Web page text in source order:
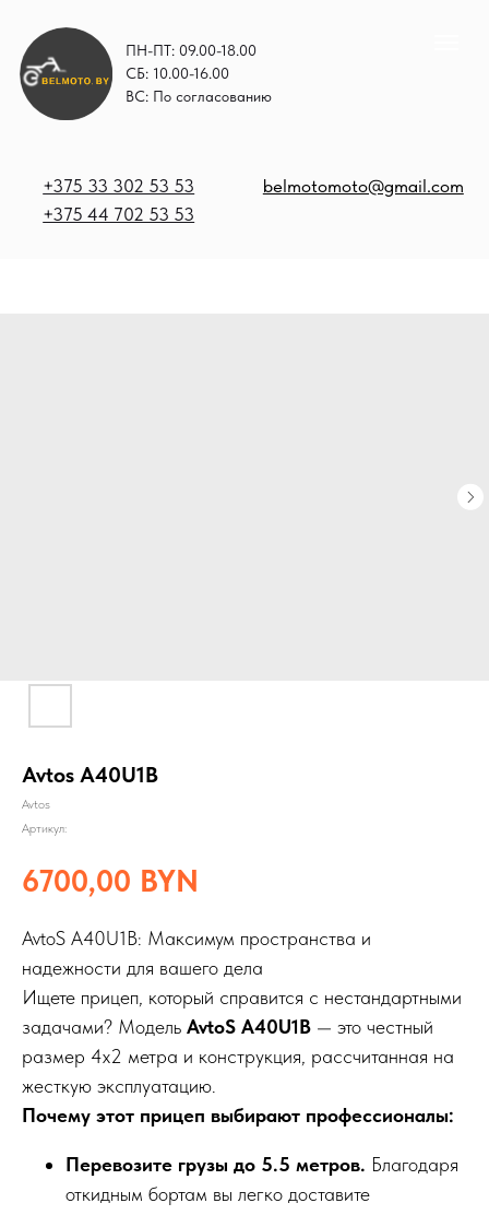
ПН-ПТ: 09.00-18.00
СБ: 10.00-16.00
ВС: По согласованию
Avtos A40U1B
Avtos
Артикул:
6700,00 BYN
AvtoS A40U1B: Максимум пространства и
надежности для вашего дела
Ищете прицеп, который справится с нестандартными
задачами? Модель AvtoS A40U1B — это честный
размер 4х2 метра и конструкция, рассчитанная на
жесткую эксплуатацию.
Почему этот прицеп выбирают профессионалы:
Перевозите грузы до 5.5 метров. Благодаря
откидным бортам вы легко доставите